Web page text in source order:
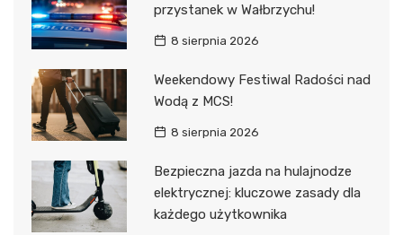
przystanek w Wałbrzychu!
8 sierpnia 2026
Weekendowy Festiwal Radości nad
Wodą z MCS!
8 sierpnia 2026
Bezpieczna jazda na hulajnodze
elektrycznej: kluczowe zasady dla
każdego użytkownika